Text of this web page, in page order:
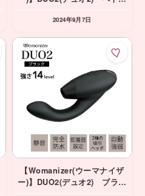
⭐️期間限定10%OFF
2024年9月7日
【Womanizer(ウーマナイザ
ー)】DUO2(デュオ2) ブラッ